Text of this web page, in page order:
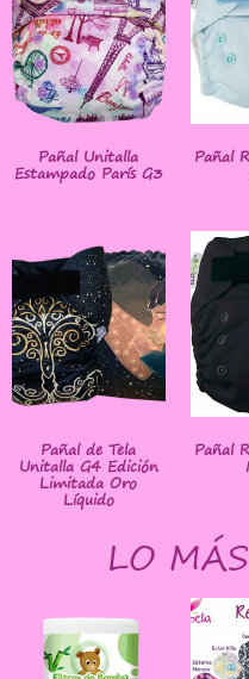
Pañal Unitalla
Estampado París G3
Pañal
Pañal de Tela
Unitalla G4 Edición
Limitada Oro
Líquido
Pañal
LO